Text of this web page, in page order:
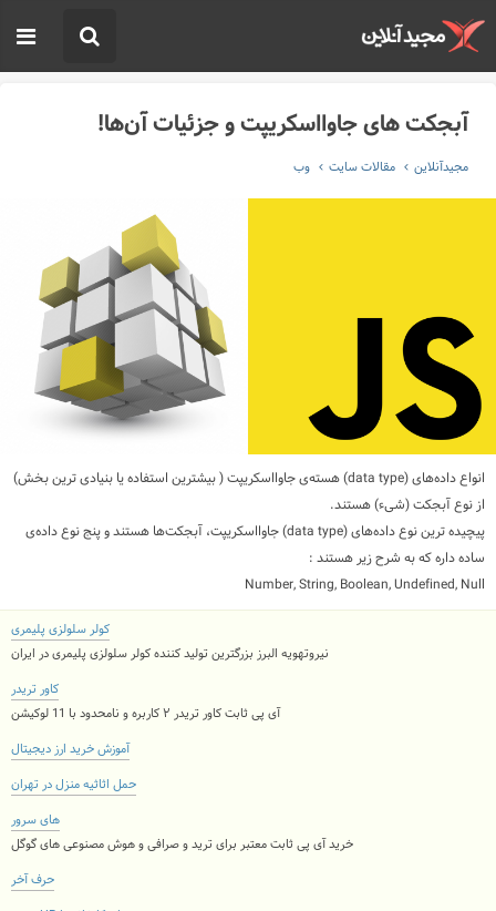
آبجکت های جاوااسکریپت و جزئیات آن‌ها!
مجیدآنلاین مقالات سایت وب
انواع داده‌های (data type) هسته‌ی جاوااسکریپت ( بیشترین استفاده یا بنیادی ترین بخش)
از نوع آبجکت (شیء) هستند.
پیچیده ترین نوع داده‌های (data type) جاوااسکریپت، آبجکت‌ها هستند و پنج نوع داده‌ی
ساده داره که به شرح زیر هستند :
Number, String, Boolean, Undefined, Null
کولر سلولزی پلیمری
نیروتهویه البرز بزرگترین تولید کننده کولر سلولزی پلیمری در ایران
کاور تریدر
آی پی ثابت کاور تریدر ۲ کاربره و نامحدود با 11 لوکیشن
آموزش خرید ارز دیجیتال
حمل اثاثیه منزل در تهران
های سرور
خرید آی پی ثابت معتبر برای ترید و صرافی و هوش مصنوعی های گوگل
حرف آخر